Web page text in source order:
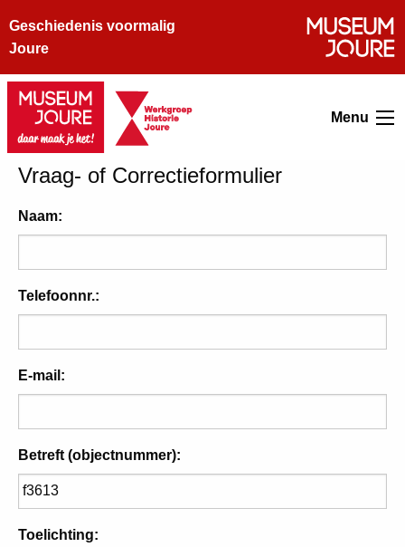
Geschiedenis voormalig
Joure
Menu
Vraag- of Correctieformulier
Naam:
Telefoonnr.:
E-mail:
Betreft (objectnummer):
Toelichting: